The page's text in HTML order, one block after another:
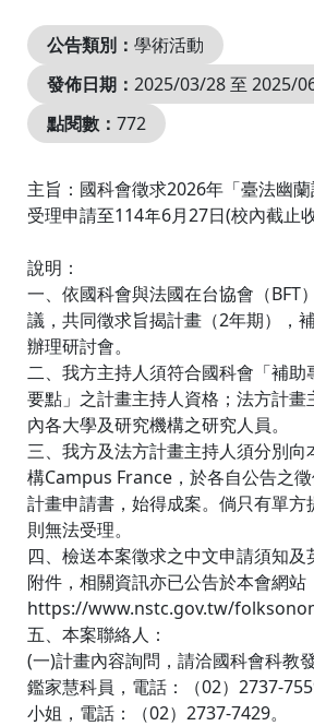
公告類別： 學術活動
發佈日期： 2025/03/28 至 2025/
點閱數： 772
主旨：國科會徵求2026年「臺法幽
受理申請至114年6月27日(校內截止收
說明：
一、依國科會與法國在台協會（BFT
議，共同徵求旨揭計畫（2年期），
辦理研討會。
二、我方主持人須符合國科會「補助
要點」之計畫主持人資格；法方計畫
內各大學及研究機構之研究人員。
三、我方及法方計畫主持人須分別向
構Campus France，於各自公告之
計畫申請書，始得成案。倘只有單方
則無法受理。
四、檢送本案徵求之中文申請須知及
附件，相關資訊亦已公告於本會網站
https://www.nstc.gov.tw/
五、本案聯絡人：
(一)計畫內容詢問，請洽國科會科教
鑑家慧科員，電話：（02）2737-
小姐，電話：（02）2737-7429。